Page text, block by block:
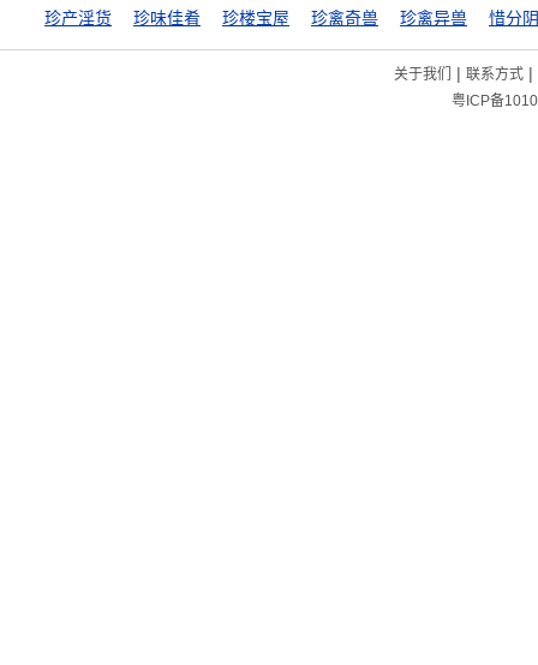
珍产淫货 珍味佳肴 珍楼宝屋 珍禽奇兽 珍禽异兽 惜分阴
关于我们 | 联系方式|
粤ICP备